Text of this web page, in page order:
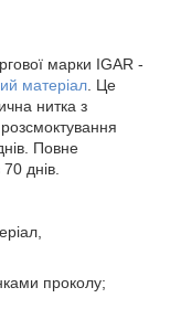
марки IGAR -
матеріал . Це
нитка з
Повне
днів.
проколу;